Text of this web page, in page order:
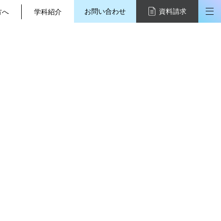
へ 学科紹介 お問い合わせ 資料請求